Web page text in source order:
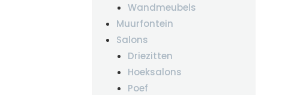
Wandmeubels
Muurfontein
Salons
Driezitten
Hoeksalons
Poef